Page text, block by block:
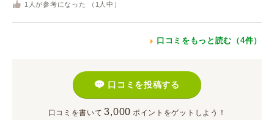
1 人が参考になった （ 1 人中）
口コミをもっと読む（4件）
口コミを投稿する
口コミを書いて 3,000 ポイント をゲットしよう！